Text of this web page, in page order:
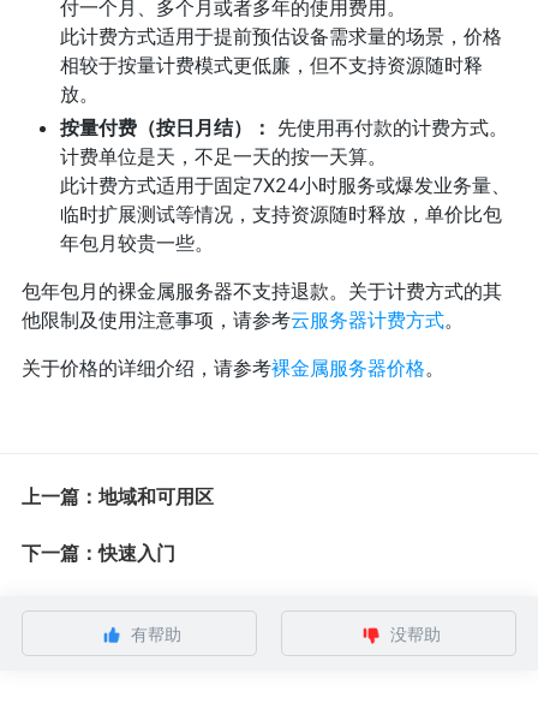
付一个月、多个月或者多年的使用费用。
此计费方式适用于提前预估设备需求量的场景，价格
相较于按量计费模式更低廉，但不支持资源随时释
放。
按量付费（按日月结）： 先使用再付款的计费方式。
计费单位是天，不足一天的按一天算。
此计费方式适用于固定7X24小时服务或爆发业务量、
临时扩展测试等情况，支持资源随时释放，单价比包
年包月较贵一些。
包年包月的裸金属服务器不支持退款。关于计费方式的其
他限制及使用注意事项，请参考云服务器计费方式。
关于价格的详细介绍，请参考裸金属服务器价格。
上一篇：地域和可用区
下一篇：快速入门
有帮助 没帮助